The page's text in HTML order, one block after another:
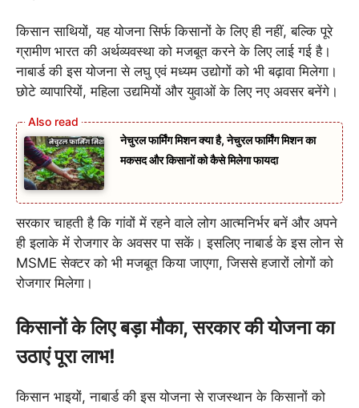
किसान साथियों, यह योजना सिर्फ किसानों के लिए ही नहीं, बल्कि पूरे
ग्रामीण भारत की अर्थव्यवस्था को मजबूत करने के लिए लाई गई है।
नाबार्ड की इस योजना से लघु एवं मध्यम उद्योगों को भी बढ़ावा मिलेगा।
छोटे व्यापारियों, महिला उद्यमियों और युवाओं के लिए नए अवसर बनेंगे।
नेचुरल फार्मिंग मिशन क्या है, नेचुरल फार्मिंग मिशन का
मकसद और किसानों को कैसे मिलेगा फायदा
सरकार चाहती है कि गांवों में रहने वाले लोग आत्मनिर्भर बनें और अपने
ही इलाके में रोजगार के अवसर पा सकें। इसलिए नाबार्ड के इस लोन से
MSME सेक्टर को भी मजबूत किया जाएगा, जिससे हजारों लोगों को
रोजगार मिलेगा।
किसानों के लिए बड़ा मौका, सरकार की योजना का
उठाएं पूरा लाभ!
किसान भाइयों, नाबार्ड की इस योजना से राजस्थान के किसानों को